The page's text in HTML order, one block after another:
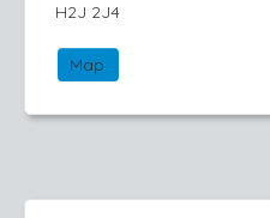
H2J 2J4
Map